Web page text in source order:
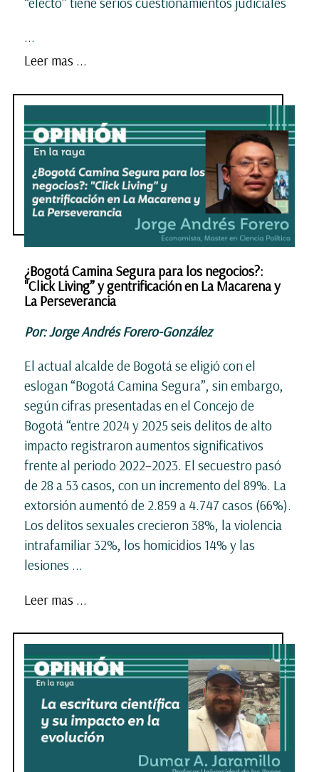
...
Leer mas ...
¿Bogotá Camina Segura para los negocios?:
"Click Living” y gentrificación en La Macarena y
La Perseverancia
Por: Jorge Andrés Forero-González
El actual alcalde de Bogotá se eligió con el
eslogan “Bogotá Camina Segura”, sin embargo,
según cifras presentadas en el Concejo de
Bogotá “entre 2024 y 2025 seis delitos de alto
impacto registraron aumentos significativos
frente al periodo 2022–2023. El secuestro pasó
de 28 a 53 casos, con un incremento del 89%. La
extorsión aumentó de 2.859 a 4.747 casos (66%).
Los delitos sexuales crecieron 38%, la violencia
intrafamiliar 32%, los homicidios 14% y las
lesiones ...
Leer mas ...